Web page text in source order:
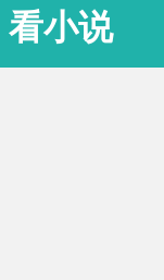
看小说